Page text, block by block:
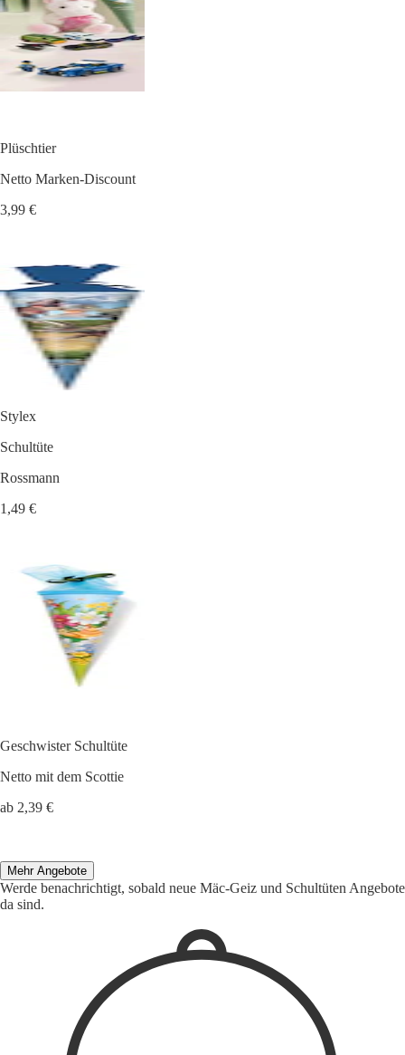
Plüschtier
Netto Marken-Discount
3,99 €
Stylex
Schultüte
Rossmann
1,49 €
Geschwister Schultüte
Netto mit dem Scottie
ab 2,39 €
Mehr Angebote
Werde benachrichtigt, sobald neue Mäc-Geiz und Schultüten Angebote
da sind.